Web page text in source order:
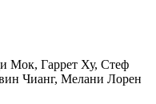
Мок, Гаррет Ху, Стеф
Чианг, Мелани Лорен